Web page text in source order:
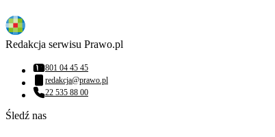
Redakcja serwisu Prawo.pl
Numer telefonu:
801 04 45 45
Adres email:
redakcja@prawo.pl
Numer telefonu:
22 535 88 00
Śledź nas